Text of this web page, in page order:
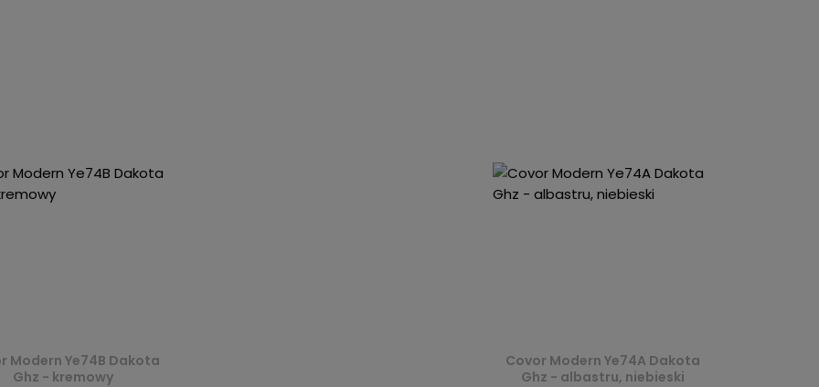
Modern Ye74B Dakota
Ghz - kremowy
Covor Modern Ye74A Dakota
Ghz - albastru, niebieski